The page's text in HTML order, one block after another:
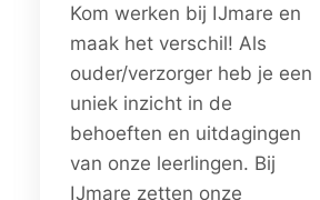
Kom werken bij IJmare en
maak het verschil! Als
ouder/verzorger heb je een
uniek inzicht in de
behoeften en uitdagingen
van onze leerlingen. Bij
IJmare zetten onze